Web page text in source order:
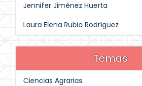
Jennifer Jiménez Huerta
Laura Elena Rubio Rodríguez
Temas
Ciencias Agrarias